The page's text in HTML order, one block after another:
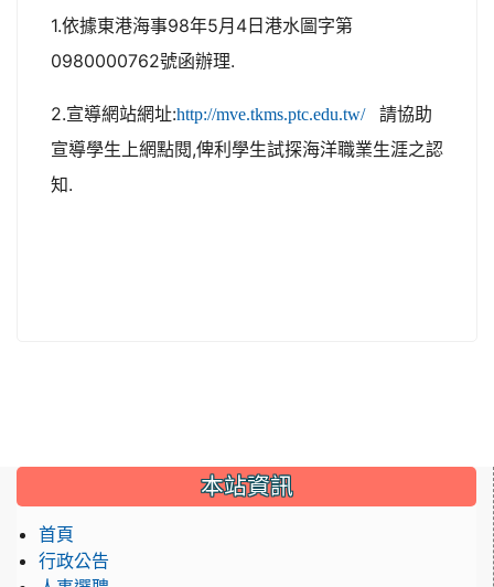
1.依據東港海事98年5月4日港水圖字第
0980000762號函辦理.
2.宣導網站網址:http://mve.tkms.ptc.edu.tw/
請協助
宣導學生上網點閱,俾利學生試探海洋職業生涯之認
知.
::: 本站資訊
首頁
行政公告